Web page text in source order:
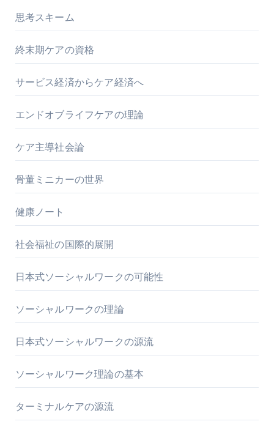
思考スキーム
終末期ケアの資格
サービス経済からケア経済へ
エンドオブライフケアの理論
ケア主導社会論
骨董ミニカーの世界
健康ノート
社会福祉の国際的展開
日本式ソーシャルワークの可能性
ソーシャルワークの理論
日本式ソーシャルワークの源流
ソーシャルワーク理論の基本
ターミナルケアの源流